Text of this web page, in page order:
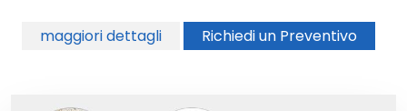
maggiori dettagli Richiedi un Preventivo